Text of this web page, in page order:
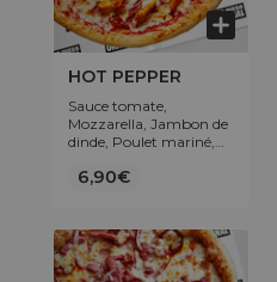
HOT PEPPER
Sauce tomate,
Mozzarella, Jambon de
dinde, Poulet mariné,
6,90€